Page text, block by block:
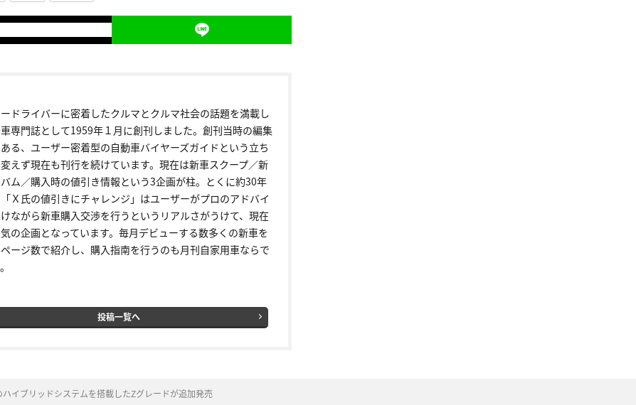
ドライバーに密着したクルマとクルマ社会の話題を満載し
専門誌として1959年１月に創刊しました。創刊当時の編集
る、ユーザー密着型の自動車バイヤーズガイドという立ち
えず現在も刊行を続けています。現在は新車スクープ／新
ム／購入時の値引き情報という3企画が柱。とくに約30年
Ｘ氏の値引きにチャレンジ」はユーザーがプロのアドバイ
ながら新車購入交渉を行うというリアルさがうけて、現在
の企画となっています。毎月デビューする数多くの新車を
ージ数で紹介し、購入指南を行うのも月刊自家用車ならで
投稿一覧へ
イブリッドシステムを搭載したZグレードが追加発売